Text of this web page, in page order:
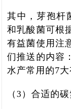
其中，芽孢杆
和乳酸菌可根
有益菌使用注
们推送的内容
水产常用的7大
（3）合适的